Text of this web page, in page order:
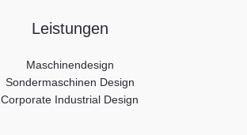
Leistungen
Maschinendesign
Sondermaschinen Design
Corporate Industrial Design